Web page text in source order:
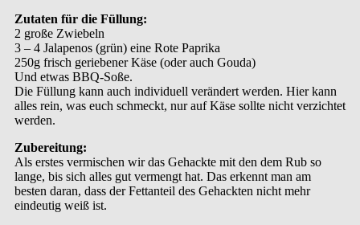
Zutaten für die Füllung:
2 große Zwiebeln
3 – 4 Jalapenos (grün) eine Rote Paprika
250g frisch geriebener Käse (oder auch Gouda)
Und etwas BBQ-Soße.
Die Füllung kann auch individuell verändert werden. Hier kann
alles rein, was euch schmeckt, nur auf Käse sollte nicht verzichtet
werden.
Zubereitung:
Als erstes vermischen wir das Gehackte mit den dem Rub so
lange, bis sich alles gut vermengt hat. Das erkennt man am
besten daran, dass der Fettanteil des Gehackten nicht mehr
eindeutig weiß ist.